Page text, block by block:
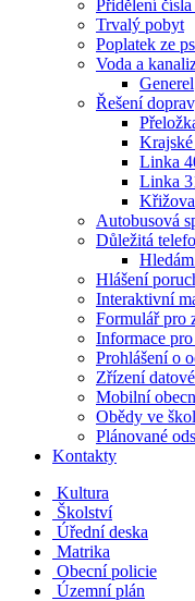
Přidělení
Trvalý pobyt
Poplatek ze
Voda a
Generel
Řešení
Linka
Linka
Autobusová
Důležitá
Hlášení
Interaktivní
Formulář pro
Informace
Prohlášení o
Zřízení
Mobilní
Obědy ve
Plánované
Kontakty
Kultura
Školství
Úřední deska
Matrika
Obecní policie
Územní plán